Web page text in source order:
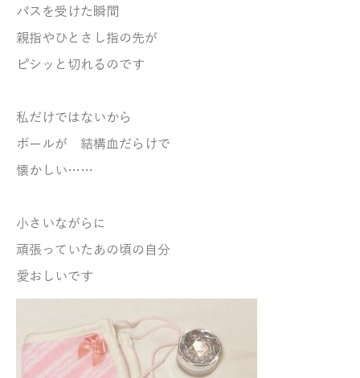
パスを受けた瞬間
親指やひとさし指の先が
ピシッと切れるのです
私だけではないから
ボールが 結構血だらけで
懐かしい……
小さいながらに
頑張っていたあの頃の自分
愛おしいです